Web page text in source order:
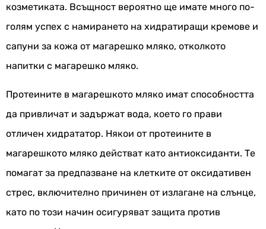
козметиката. Всъщност вероятно ще имате много по-
голям успех с намирането на хидратиращи кремове и
сапуни за кожа от магарешко мляко, отколкото
напитки с магарешко мляко.
Протеините в магарешкото мляко имат способността
да привличат и задържат вода, което го прави
отличен хидрататор. Някои от протеините в
магарешкото мляко действат като антиоксиданти. Те
помагат за предпазване на клетките от оксидативен
стрес, включително причинен от излагане на слънце,
като по този начин осигуряват защита против